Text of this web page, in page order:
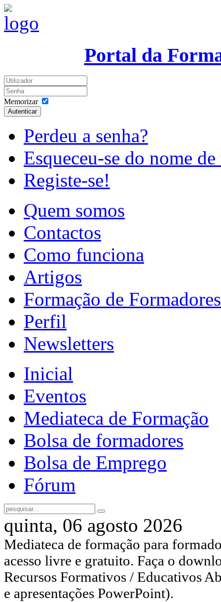
Portal da
Memorizar
Autenticar
Perdeu a senha?
Esqueceu-se do nome
Registe-se!
Quem somos
Contactos
Como funciona
Artigos
Formação de Formadores
Perfil
Newsletters
Inicial
Eventos
Mediateca de Formação
Bolsa de formadores
Bolsa de Emprego
Fórum
quinta, 06 agosto 2026
Mediateca de formação para
acesso livre e gratuito. Faça o
Recursos Formativos / Educativos
e apresentações PowerPoint).